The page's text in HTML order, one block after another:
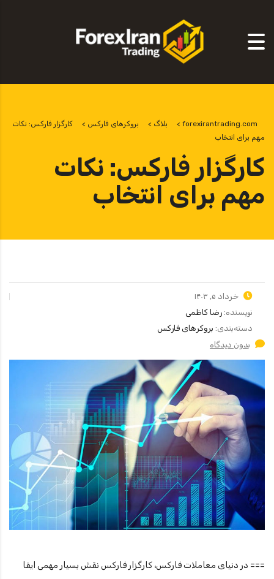
forexirantrading.com
> بلاگ > بروکرهای فارکس >
کارگزار فارکس: نکات
مهم برای انتخاب
کارگزار فارکس: نکات
مهم برای انتخاب
خرداد ۵, ۱۴۰۳
نویسنده: رضا کاظمی
دسته‌بندی: بروکرهای فارکس
بدون دیدگاه
=== در دنیای معاملات فارکس، کارگزار فارکس نقش بسیار مهمی ایفا